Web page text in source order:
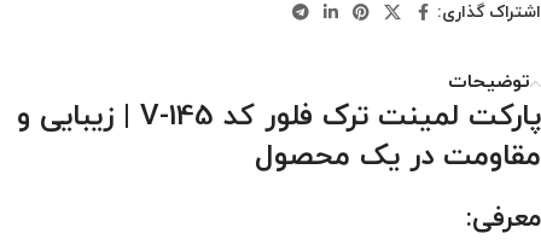
اشتراک گذاری:
توضیحات
پارکت لمینت ترک فلور کد V-145 | زیبایی و
مقاومت در یک محصول
معرفی: